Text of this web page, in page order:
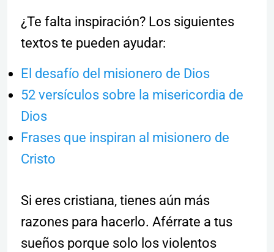
¿Te falta inspiración? Los siguientes
textos te pueden ayudar:
El desafío del misionero de Dios
52 versículos sobre la misericordia de
Dios
Frases que inspiran al misionero de
Cristo
Si eres cristiana, tienes aún más
razones para hacerlo. Aférrate a tus
sueños porque solo los violentos